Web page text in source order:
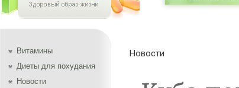
Витамины
Диеты для похудания
Новости
Новости